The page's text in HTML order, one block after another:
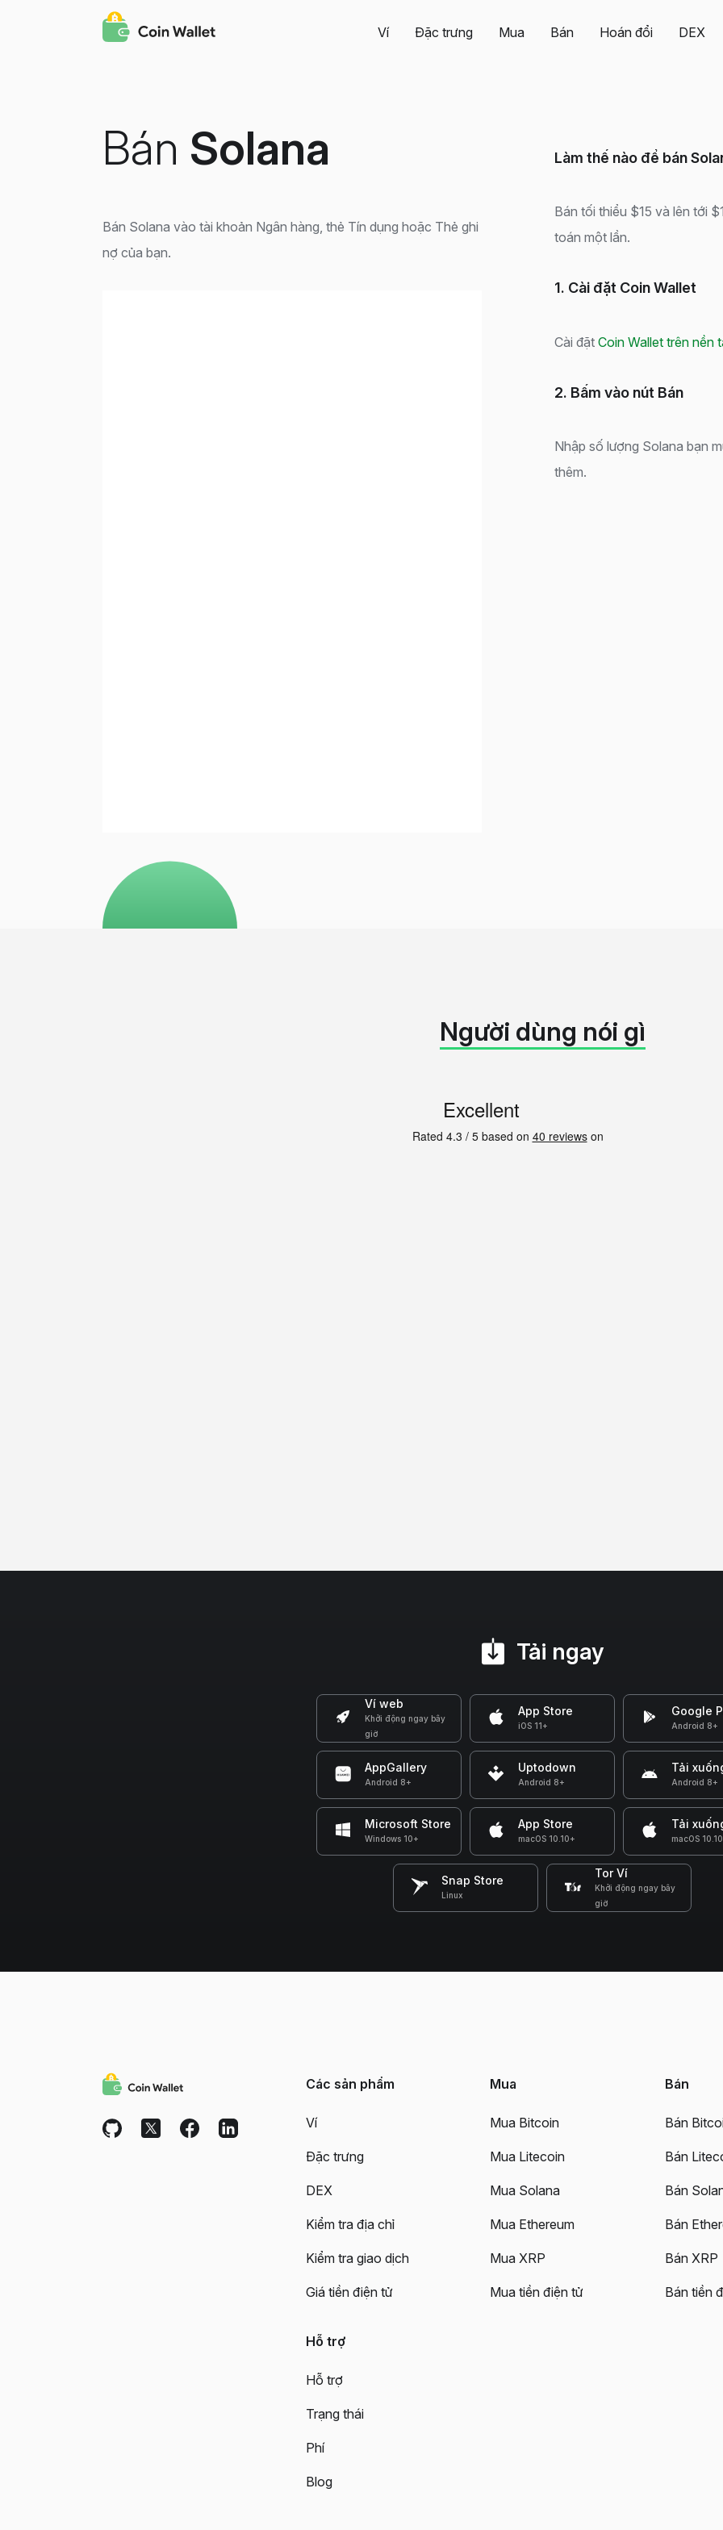
Ví Đặc trưng Mua Bán Hoán đổi DEX
Bán Solana
Bán Solana vào tài khoản Ngân hàng, thẻ Tín dụng hoặc Thẻ ghi
nợ của bạn.
Làm thế nào để bán
Bán tối thiểu $15 và lên tới
toán một lần.
1. Cài đặt Coin Wallet
Cài đặt Coin Wallet trên nền
2. Bấm vào nút Bán
Nhập số lượng Solana bạn
thêm.
Người dùng nói gì
Tải ngay
Ví web
Khởi động ngay bây
giờ
App Store
iOS 11+
Google
Android 8+
AppGallery
Android 8+
Uptodown
Android 8+
Tải
Android 8+
Microsoft Store
Windows 10+
App Store
macOS 10.10+
Tải
macOS
Snap Store
Linux
Tor Ví
Khởi động ngay bây
giờ
Các sản phẩm
Ví
Đặc trưng
DEX
Kiểm tra địa chỉ
Kiểm tra giao dịch
Giá tiền điện tử
Mua
Mua Bitcoin
Mua Litecoin
Mua Solana
Mua Ethereum
Mua XRP
Mua tiền điện tử
Bán
Bán
Bán
Bán
Bán
Bán XRP
Bán tiền
Hỗ trợ
Hỗ trợ
Trạng thái
Phí
Blog